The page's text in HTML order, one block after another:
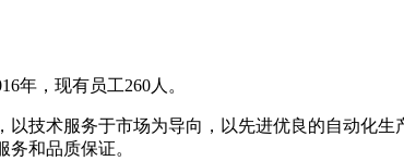
年，现有员工260人。
技术服务于市场为导向，以先进优良的自动化生
和品质保证。